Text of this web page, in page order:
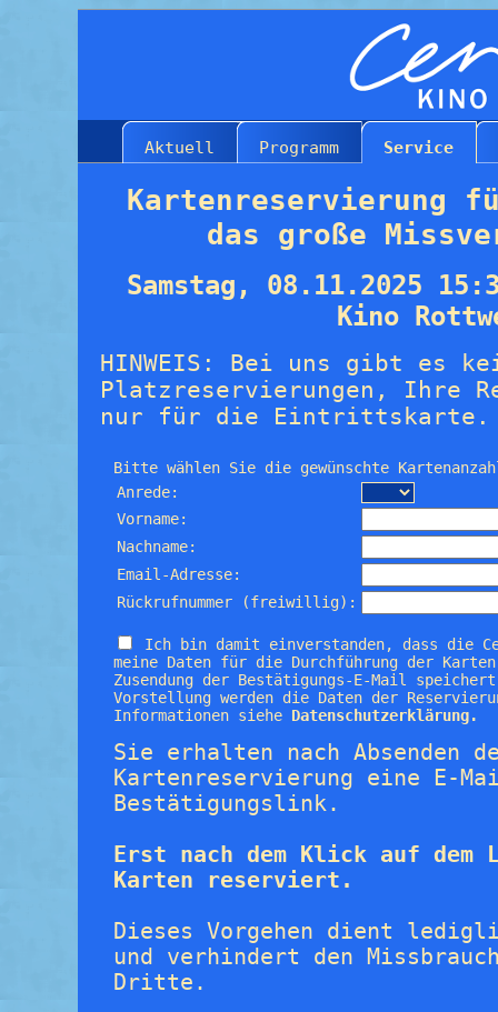
Aktuell Programm Service
Kartenreservierung
das große
Samstag, 08.11.2025
Kino
HINWEIS: Bei uns gibt es
Platzreservierungen, Ihre
nur für die Eintrittskarte.
Bitte wählen Sie die gewünschte
Anrede:
Vorname:
Nachname:
Email-Adresse:
Rückrufnummer (freiwillig):
Ich bin damit einverstanden, dass die
meine Daten für die Durchführung der
Zusendung der Bestätigungs-E-Mail
Vorstellung werden die Daten der
Informationen siehe Datenschutzerklärung.
Sie erhalten nach Absenden
Kartenreservierung eine E-
Bestätigungslink.
Erst nach dem Klick auf
Karten reserviert.
Dieses Vorgehen dient
und verhindert den
Dritte.